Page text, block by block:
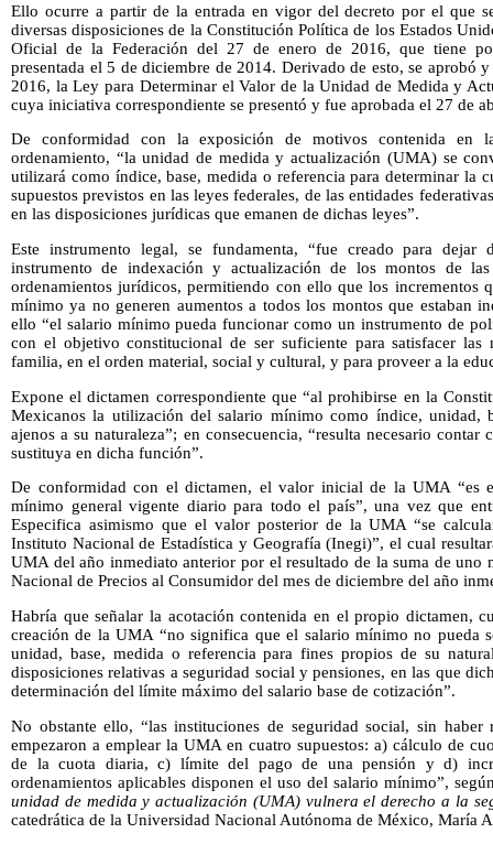
Ello ocurre a partir de la entrada en vigor del decreto por el que
diversas disposiciones de la Constitución Política de los Estados
Oficial de la Federación del 27 de enero de 2016, que tiene
presentada el 5 de diciembre de 2014. Derivado de esto, se aprobó
2016, la Ley para Determinar el Valor de la Unidad de Medida y
cuya iniciativa correspondiente se presentó y fue aprobada el 27 de
De conformidad con la exposición de motivos contenida en
ordenamiento, “la unidad de medida y actualización (UMA) se
utilizará como índice, base, medida o referencia para determinar la
supuestos previstos en las leyes federales, de las entidades
en las disposiciones jurídicas que emanen de dichas leyes”.
Este instrumento legal, se fundamenta, “fue creado para
instrumento de indexación y actualización de los montos de
ordenamientos jurídicos, permitiendo con ello que los incrementos
mínimo ya no generen aumentos a todos los montos que estaban
ello “el salario mínimo pueda funcionar como un instrumento de
con el objetivo constitucional de ser suficiente para satisfacer las
familia, en el orden material, social y cultural, y para proveer a la
Expone el dictamen correspondiente que “al prohibirse en la
Mexicanos la utilización del salario mínimo como índice, unidad,
ajenos a su naturaleza”; en consecuencia, “resulta necesario
sustituya en dicha función”.
De conformidad con el dictamen, el valor inicial de la UMA “es
mínimo general vigente diario para todo el país”, una vez que
Especifica asimismo que el valor posterior de la UMA “se
Instituto Nacional de Estadística y Geografía (Inegi)”, el cual
UMA del año inmediato anterior por el resultado de la suma de uno
Nacional de Precios al Consumidor del mes de diciembre del año
Habría que señalar la acotación contenida en el propio dictamen,
creación de la UMA “no significa que el salario mínimo no pueda
unidad, base, medida o referencia para fines propios de su
disposiciones relativas a seguridad social y pensiones, en las que
determinación del límite máximo del salario base de cotización”.
No obstante ello, “las instituciones de seguridad social, sin
empezaron a emplear la UMA en cuatro supuestos: a) cálculo de
de la cuota diaria, c) límite del pago de una pensión y d)
ordenamientos aplicables disponen el uso del salario mínimo”,
unidad de medida y actualización (UMA) vulnera el derecho a la
catedrática de la Universidad Nacional Autónoma de México, María